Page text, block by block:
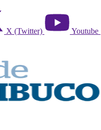
X (Twitter) Youtube